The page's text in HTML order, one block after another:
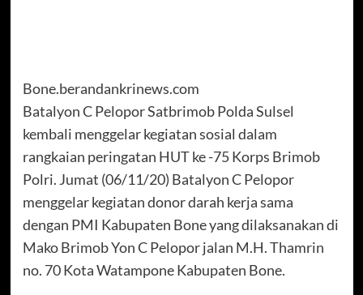
Bone.berandankrinews.com
Batalyon C Pelopor Satbrimob Polda Sulsel
kembali menggelar kegiatan sosial dalam
rangkaian peringatan HUT ke -75 Korps Brimob
Polri. Jumat (06/11/20) Batalyon C Pelopor
menggelar kegiatan donor darah kerja sama
dengan PMI Kabupaten Bone yang dilaksanakan di
Mako Brimob Yon C Pelopor jalan M.H. Thamrin
no. 70 Kota Watampone Kabupaten Bone.